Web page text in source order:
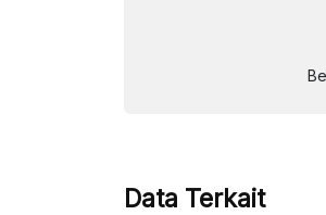
Data Terkait